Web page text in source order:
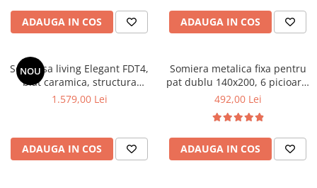
Etajere
Mobilier gradinita
Mese gradinita
Scaune gradinita
Mobilier copii
Mobila camera copii
negru
ADAUGA IN COS ADAUGA IN COS
NOU
Set masa living Elegant FDT4,
blat caramica, structura
metalica, 140x80x75 cm,
bej
1.579,00 Lei
ADAUGA IN COS
Somiera metalica fixa pentru
pat dublu 140x200, 6 picioare,
32 lamele lemn fag, benzi
negru
492,00 Lei
ADAUGA IN COS